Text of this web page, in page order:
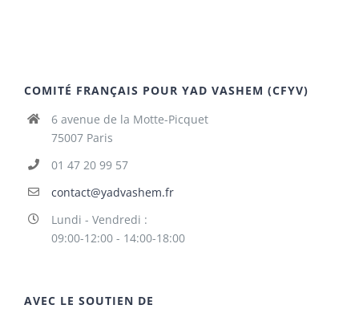
COMITÉ FRANÇAIS POUR YAD VASHEM (CFYV)
6 avenue de la Motte-Picquet
75007 Paris
01 47 20 99 57
contact@yadvashem.fr
Lundi - Vendredi :
09:00-12:00 - 14:00-18:00
AVEC LE SOUTIEN DE